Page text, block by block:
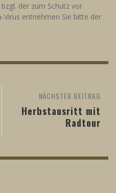
der zum Schutz vor
entnehmen Sie bitte der
NÄCHSTER BEITRAG
Herbstausritt mit
Radtour